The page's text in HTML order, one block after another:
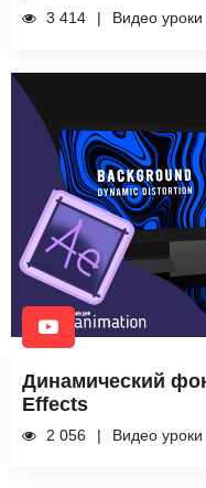
3 414 Видео уроки
Динамический
Effects
2 056 Видео уроки